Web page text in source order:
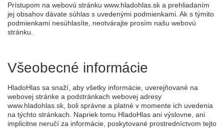
Prístupom na webovú stránku www.hladohlas.sk a prehliadaním
jej obsahov dávate súhlas s uvedenými podmienkami. Ak s týmito
podmienkami nesúhlasíte, neotvárajte prosím našu webovú
stránku.
Všeobecné informácie
HladoHlas sa snaží, aby všetky informácie, uverejňované na
webovej stránke a podstránkach webovej adresy
www.hladohlas.sk, boli správne a platné v momente ich uvedenia
na týchto stránkach. Napriek tomu HladoHlas ani výslovne, ani
implicitne neručí za informácie, poskytované prostredníctvom tejto